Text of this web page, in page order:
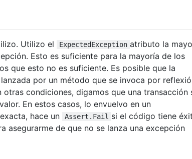
Utilizo el ExpectedException atributo la
Esto es suficiente para la mayoría de los
que esto no es suficiente. Es posible que la
por un método que se invoca por
condiciones, digamos que una transacción
En estos casos, lo envuelvo en un
hace un Assert.Fail si el código tiene
asegurarme de que no se lanza una excepción